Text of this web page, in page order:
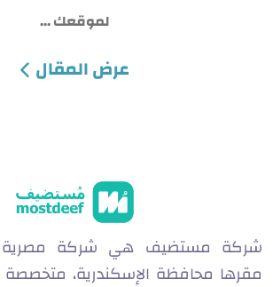
لموقعك ...
عرض المقال
شركة مستضيف هي شركة مصرية
مقرها محافظة الإسكندرية،